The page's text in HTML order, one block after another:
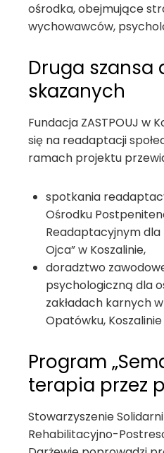
ośrodka, obejmujące
wychowawców,
Druga szansa
skazanych
Fundacja ZASTPOUJ w
się na readaptacji
ramach projektu
spotkania
Ośrodku
Readaptacyjnym dla
Ojca” w Koszalinie,
doradztwo
psychologiczną dla
zakładach karnych
Opatówku,
Program
terapia przez
Stowarzyszenie
Rehabilitacyjno-